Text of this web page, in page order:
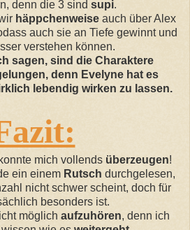
denn die 3 sind supi.
häppchenweise auch über Alex
auch sie an Tiefe gewinnt und
verstehen können.
sagen, sind die Charaktere
denn Evelyne hat es
lebendig wirken zu lassen.
mich vollends überzeugen!
ein einem Rutsch durchgelesen,
nicht schwer scheint, doch für
besonders ist.
möglich aufzuhören, denn ich